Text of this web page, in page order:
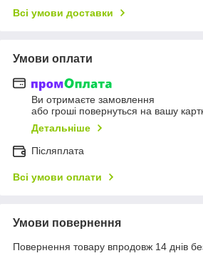
Всі умови доставки
Умови оплати
Ви отримаєте замовлення
або гроші повернуться на вашу
Детальніше
Післяплата
Всі умови оплати
Умови повернення
Повернення товару впродовж 14 днів